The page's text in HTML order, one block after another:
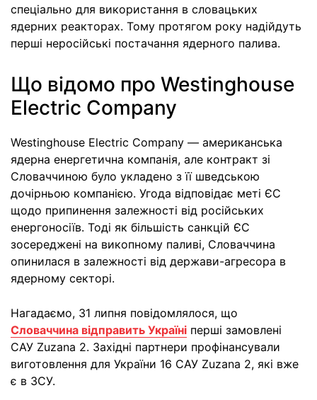
спеціально для використання в словацьких
ядерних реакторах. Тому протягом року надійдуть
перші неросійські постачання ядерного палива.
Що відомо про Westinghouse
Electric Company
Westinghouse Electric Company — американська
ядерна енергетична компанія, але контракт зі
Словаччиною було укладено з її шведською
дочірньою компанією. Угода відповідає меті ЄС
щодо припинення залежності від російських
енергоносіїв. Тоді як більшість санкцій ЄС
зосереджені на викопному паливі, Словаччина
опинилася в залежності від держави-агресора в
ядерному секторі.
Нагадаємо, 31 липня повідомлялося, що
Словаччина відправить Україні перші замовлені
САУ Zuzana 2. Західні партнери профінансували
виготовлення для України 16 САУ Zuzana 2, які вже
є в ЗСУ.